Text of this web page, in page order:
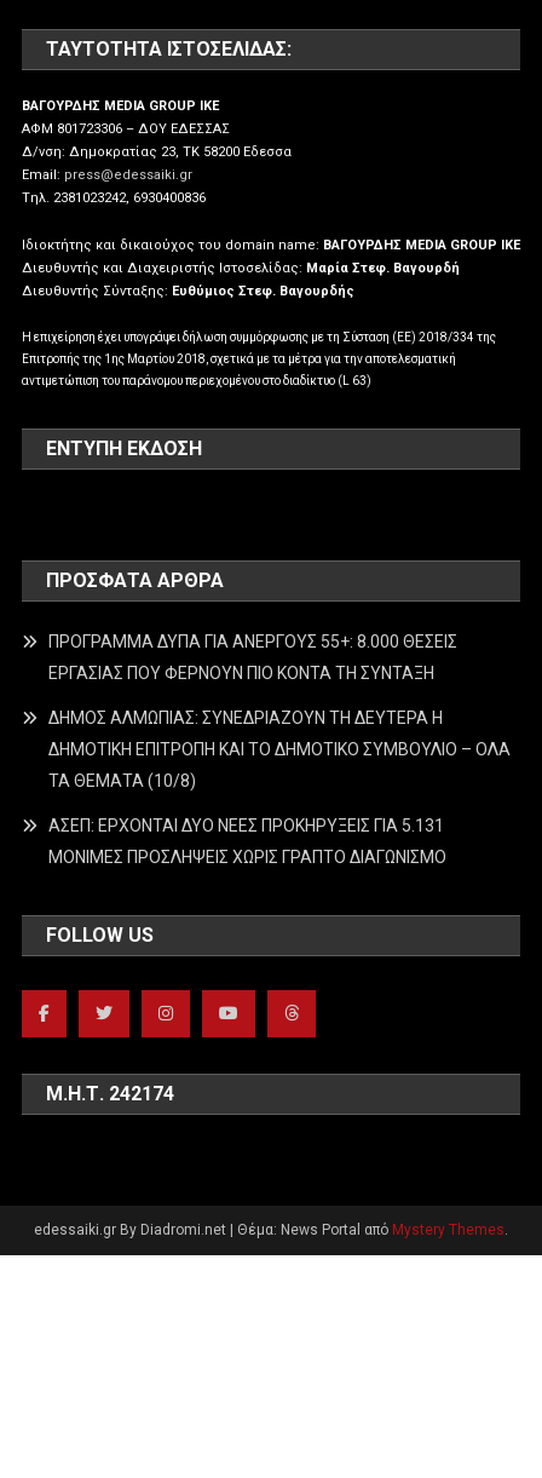
ΤΑΥΤΌΤΗΤΑ ΙΣΤΟΣΕΛΊΔΑΣ:
ΒΑΓΟΥΡΔΗΣ MEDIA GROUP IKE
ΑΦΜ 801723306 – ΔΟΥ ΕΔΕΣΣΑΣ
Δ/νση: Δημοκρατίας 23, ΤΚ 58200 Εδεσσα
Email: press@edessaiki.gr
Tηλ. 2381023242, 6930400836
Ιδιοκτήτης και δικαιούχος του domain name: ΒΑΓΟΥΡΔΗΣ MEDIA GROUP IKE
Διευθυντής και Διαχειριστής Ιστοσελίδας: Μαρία Στεφ. Βαγουρδή
Διευθυντής Σύνταξης: Ευθύμιος Στεφ. Βαγουρδής
Η επιχείρηση έχει υπογράψει δήλωση συμμόρφωσης με τη Σύσταση (ΕΕ) 2018/334 της
Επιτροπής της 1ης Μαρτίου 2018, σχετικά με τα μέτρα για την αποτελεσματική
αντιμετώπιση του παράνομου περιεχομένου στο διαδίκτυο (L 63)
ΕΝΤΥΠΗ ΕΚΔΟΣΗ
ΠΡΌΣΦΑΤΑ ΆΡΘΡΑ
ΠΡΟΓΡΑΜΜΑ ΔΥΠΑ ΓΙΑ ΑΝΕΡΓΟΥΣ 55+: 8.000 ΘΕΣΕΙΣ
ΕΡΓΑΣΙΑΣ ΠΟΥ ΦΕΡΝΟΥΝ ΠΙΟ ΚΟΝΤΑ ΤΗ ΣΥΝΤΑΞΗ
ΔΗΜΟΣ ΑΛΜΩΠΙΑΣ: ΣΥΝΕΔΡΙΑΖΟΥΝ ΤΗ ΔΕΥΤΕΡΑ H
ΔΗΜΟΤΙΚΗ ΕΠΙΤΡΟΠΗ ΚΑΙ ΤΟ ΔΗΜΟΤΙΚΟ ΣΥΜΒΟΥΛΙΟ – ΟΛΑ
ΤΑ ΘΕΜΑΤΑ (10/8)
ΑΣΕΠ: ΕΡΧΟΝΤΑΙ ΔΥΟ ΝΕΕΣ ΠΡΟΚΗΡΥΞΕΙΣ ΓΙΑ 5.131
ΜΟΝΙΜΕΣ ΠΡΟΣΛΗΨΕΙΣ ΧΩΡΙΣ ΓΡΑΠΤΟ ΔΙΑΓΩΝΙΣΜΟ
FOLLOW US
Μ.Η.Τ. 242174
edessaiki.gr By Diadromi.net Θέμα: News Portal από Mystery Themes.